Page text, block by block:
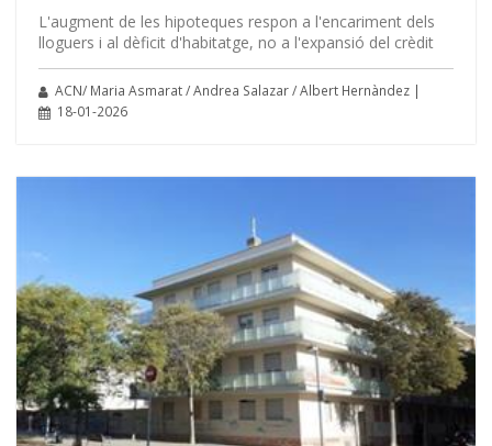
L'augment de les hipoteques respon a l'encariment dels
lloguers i al dèficit d'habitatge, no a l'expansió del crèdit
ACN/ Maria Asmarat / Andrea Salazar / Albert Hernàndez |
18-01-2026